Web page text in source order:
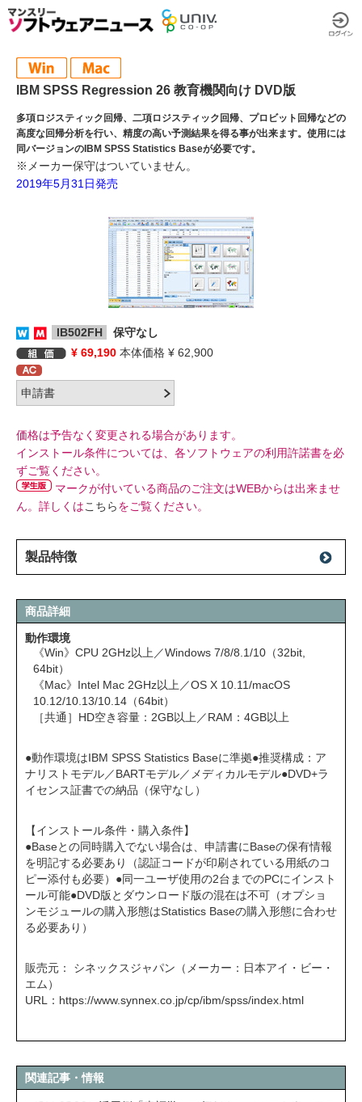
IBM SPSS Regression 26 教育機関向け DVD版
多項ロジスティック回帰、二項ロジスティック回帰、プロビット回帰などの
高度な回帰分析を行い、精度の高い予測結果を得る事が出来ます。使用には
同バージョンのIBM SPSS Statistics Baseが必要です。
※メーカー保守はついていません。
2019年5月31日発売
IB502FH
保守なし
¥ 69,190 本体価格 ¥ 62,900
価格は予告なく変更される場合があります。
インストール条件については、各ソフトウェアの利用許諾書を必
ずご覧ください。
マークが付いている商品のご注文はWEBからは出来ませ
ん。詳しくはこちらをご覧ください。
製品特徴
商品詳細
動作環境
《Win》CPU 2GHz以上／Windows 7/8/8.1/10（32bit,
64bit）
《Mac》Intel Mac 2GHz以上／OS X 10.11/macOS
10.12/10.13/10.14（64bit）
［共通］HD空き容量：2GB以上／RAM：4GB以上
●動作環境はIBM SPSS Statistics Baseに準拠●推奨構成：ア
ナリストモデル／BARTモデル／メディカルモデル●DVD+ラ
イセンス証書での納品（保守なし）
【インストール条件・購入条件】
●Baseとの同時購入でない場合は、申請書にBaseの保有情報
を明記する必要あり（認証コードが印刷されている用紙のコ
ピー添付も必要）●同一ユーザ使用の2台までのPCにインスト
ール可能●DVD版とダウンロード版の混在は不可（オプショ
ンモジュールの購入形態はStatistics Baseの購入形態に合わせ
る必要あり）
販売元： シネックスジャパン（メーカー：日本アイ・ビー・
エム）
URL： https://www.synnex.co.jp/cp/ibm/spss/index.html
関連記事・情報